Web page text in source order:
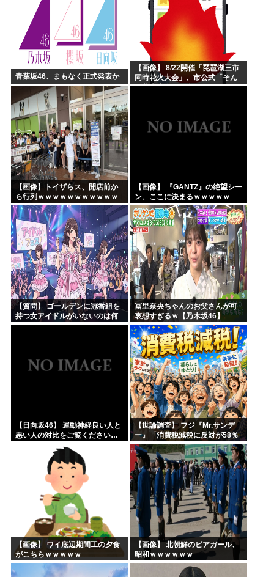
青葉坂46、まもなく正式発表か
【画像】 8/22開催「琵琶湖三市
同時花火大会」、市公式「そん
な花火大会は存在しない」→
【画像】トイザらス、開店前か
ら行列ｗｗｗｗｗｗｗｗｗｗｗ
ｗｗｗｗｗ
【画像】 『GANTZ』の絶望シー
ン、ここに決まるｗｗｗｗｗ
【質問】 ゴールデンに冠番組を
持つ女アイドルがいないのは何
故なのか？
冨里奈央ちゃんのお父さんが可
哀想すぎるｗ【乃木坂46】
【日向坂46】 運動神経良い人と
悪い人の対比をご覧ください…
【世論調査】 フジ『Mr.サンデ
ー』「消費税減税に反対が58％
で賛成を上回る！」 → ｗｗｗｗ
ｗｗｗｗｗｗｗｗｗｗｗｗ
【画像】 ワイ底辺期間工の夕食
がこちらｗｗｗｗｗ
【画像】 北朝鮮のビアガール、
昭和ｗｗｗｗｗｗ